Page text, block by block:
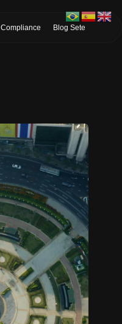
Compliance Blog Sete